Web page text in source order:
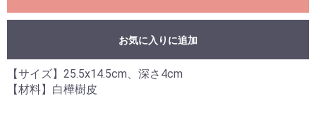
お気に入りに追加
【サイズ】25.5x14.5cm、深さ4cm
【材料】白樺樹皮